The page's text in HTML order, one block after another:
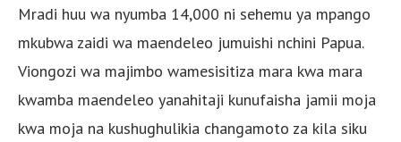
Mradi huu wa nyumba 14,000 ni sehemu ya mpango
mkubwa zaidi wa maendeleo jumuishi nchini Papua.
Viongozi wa majimbo wamesisitiza mara kwa mara
kwamba maendeleo yanahitaji kunufaisha jamii moja
kwa moja na kushughulikia changamoto za kila siku